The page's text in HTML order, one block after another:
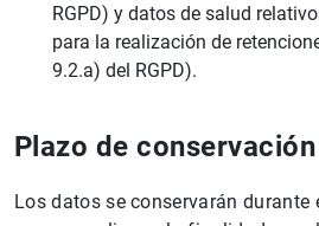
RGPD) y datos de salud
para la realización de
9.2.a) del RGPD).
Plazo de
Los datos se conservarán durante